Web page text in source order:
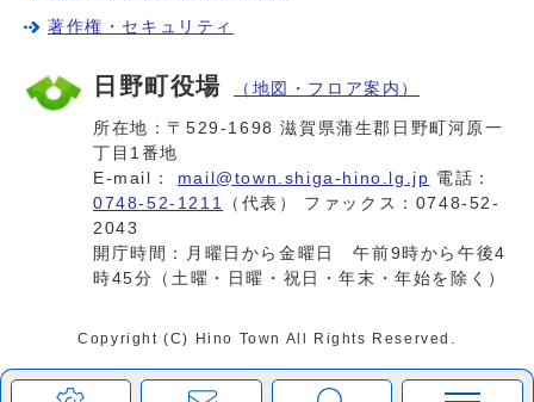
著作権・セキュリティ
日野町役場 （地図・フロア案内）
所在地：〒529-1698 滋賀県蒲生郡日野町河原一
丁目1番地
E-mail： mail@town.shiga-hino.lg.jp 電話：
0748-52-1211
（代表） ファックス：0748-52-
2043
開庁時間：月曜日から金曜日 午前9時から午後4
時45分（土曜・日曜・祝日・年末・年始を除く）
Copyright (C) Hino Town All Rights Reserved.